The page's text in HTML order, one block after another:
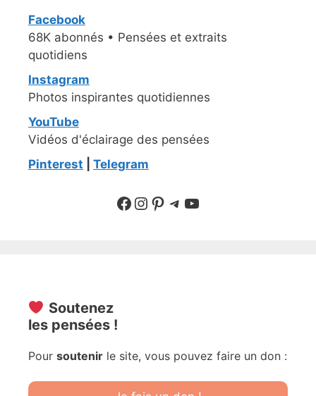
Facebook
68K abonnés • Pensées et extraits
quotidiens
Instagram
Photos inspirantes quotidiennes
YouTube
Vidéos d'éclairage des pensées
Pinterest
Telegram
Suivre sur Facebook
Suivre sur Instagram
Pinterest
Sur Telegram
YouTube
Soutenez
les pensées !
Pour soutenir le site, vous pouvez faire un don :